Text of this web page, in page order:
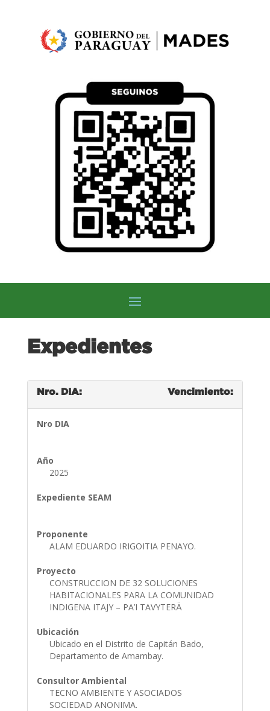
Expedientes
Nro. DIA: Vencimiento:
Nro DIA
Año
2025
Expediente SEAM
Proponente
ALAM EDUARDO IRIGOITIA PENAYO.
Proyecto
CONSTRUCCION DE 32 SOLUCIONES
HABITACIONALES PARA LA COMUNIDAD
INDIGENA ITAJY – PA’I TAVYTERÄ
Ubicación
Ubicado en el Distrito de Capitán Bado,
Departamento de Amambay.
Consultor Ambiental
TECNO AMBIENTE Y ASOCIADOS
SOCIEDAD ANONIMA.